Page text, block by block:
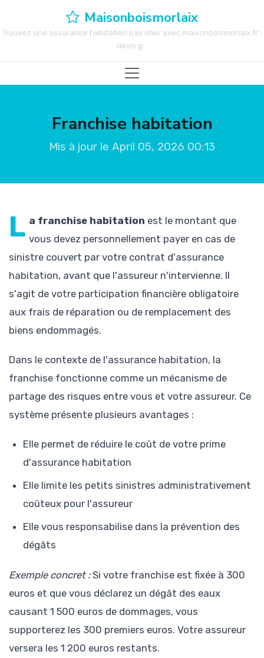
Maisonboismorlaix
Trouvez une assurance habitation pas cher avec maisonboismorlaix.fr :
devis g...
Franchise habitation
Mis à jour le April 05, 2026 00:13
L a franchise habitation est le montant que
vous devez personnellement payer en cas de
sinistre couvert par votre contrat d'assurance
habitation, avant que l'assureur n'intervienne. Il
s'agit de votre participation financière obligatoire
aux frais de réparation ou de remplacement des
biens endommagés.
Dans le contexte de l'assurance habitation, la
franchise fonctionne comme un mécanisme de
partage des risques entre vous et votre assureur. Ce
système présente plusieurs avantages :
Elle permet de réduire le coût de votre prime
d'assurance habitation
Elle limite les petits sinistres administrativement
coûteux pour l'assureur
Elle vous responsabilise dans la prévention des
dégâts
Exemple concret :Si votre franchise est fixée à 300
euros et que vous déclarez un dégât des eaux
causant 1 500 euros de dommages, vous
supporterez les 300 premiers euros. Votre assureur
versera les 1 200 euros restants.